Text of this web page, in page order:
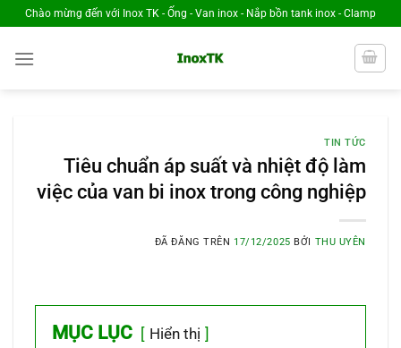
Chuyển
đến
nội
Chào mừng đến với Inox TK - Ống - Van inox - Nắp bồn tank inox - Clamp
TIN TỨC
Tiêu chuẩn áp suất và nhiệt độ làm
việc của van bi inox trong công nghiệp
ĐÃ ĐĂNG TRÊN 17/12/2025 BỞI THU UYÊN
MỤC LỤC Hiển thị